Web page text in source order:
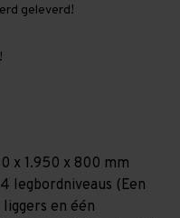
geleverd!
x 1.950 x 800 mm
legbordniveaus (Een
en één